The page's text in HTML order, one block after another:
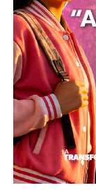
autoridades. La
Senado con la
ciudadanía a
Con esta
modernización
alineándose con
busca mayor
el gobierno.